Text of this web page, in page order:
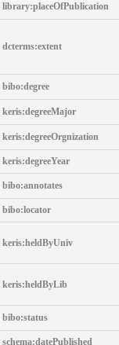
library:placeOfPublication
dcterms:extent
bibo:degree
keris:degreeMajor
keris:degreeOrgnization
keris:degreeYear
bibo:annotates
bibo:locator
keris:heldByUniv
keris:heldByLib
bibo:status
schema:datePublished